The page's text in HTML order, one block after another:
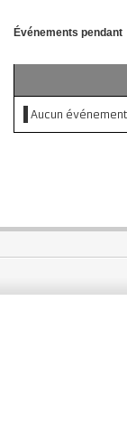
Événements pendant
Aucun événement